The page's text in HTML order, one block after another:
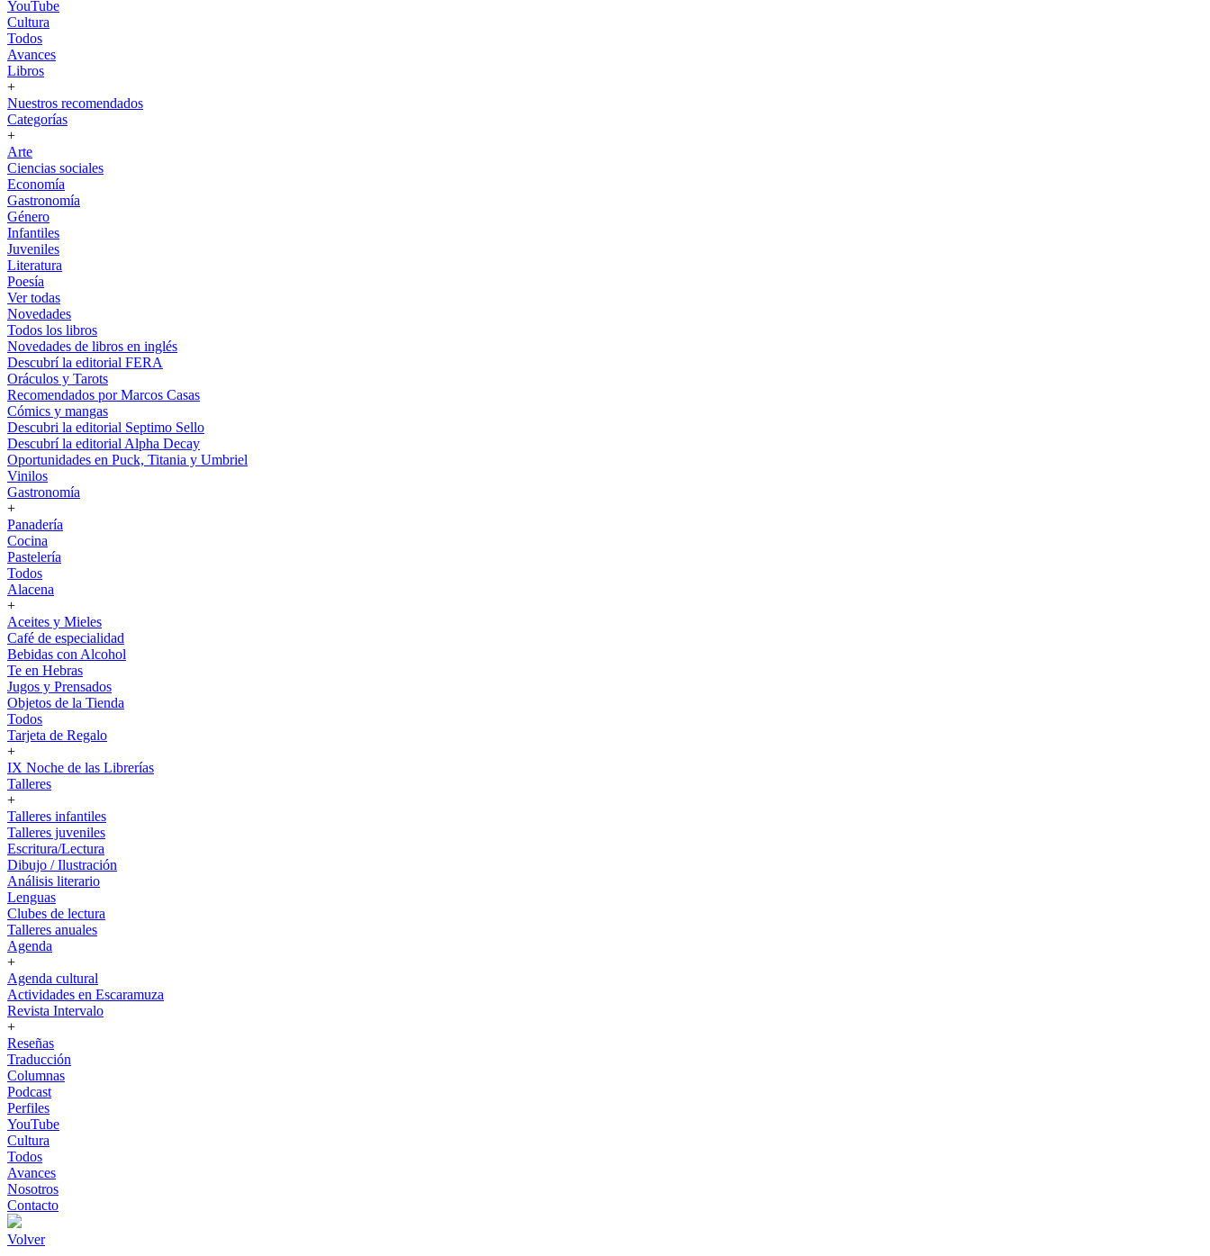
YouTube
Cultura
Todos
Avances
Libros
+
Nuestros recomendados
Categorías
+
Arte
Ciencias sociales
Economía
Gastronomía
Género
Infantiles
Juveniles
Literatura
Poesía
Ver todas
Novedades
Todos los libros
Novedades de libros en inglés
Descubrí la editorial FERA
Oráculos y Tarots
Recomendados por Marcos Casas
Cómics y mangas
Descubri la editorial Septimo Sello
Descubrí la editorial Alpha Decay
Oportunidades en Puck, Titania y Umbriel
Vinilos
Gastronomía
+
Panadería
Cocina
Pastelería
Todos
Alacena
+
Aceites y Mieles
Café de especialidad
Bebidas con Alcohol
Te en Hebras
Jugos y Prensados
Objetos de la Tienda
Todos
Tarjeta de Regalo
+
IX Noche de las Librerías
Talleres
+
Talleres infantiles
Talleres juveniles
Escritura/Lectura
Dibujo / Ilustración
Análisis literario
Lenguas
Clubes de lectura
Talleres anuales
Agenda
+
Agenda cultural
Actividades en Escaramuza
Revista Intervalo
+
Reseñas
Traducción
Columnas
Podcast
Perfiles
YouTube
Cultura
Todos
Avances
Nosotros
Contacto
Volver